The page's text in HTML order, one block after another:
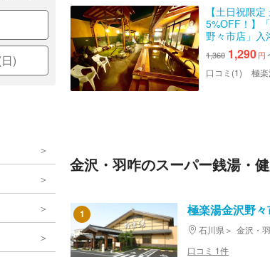
)
【土日祝限
5%OFF！】
野々市店」入
ットチケット
は大人のみ
1,360 1,290円
口コミ(1) 極
金沢・羽咋のスーパー銭湯・
1 極楽湯金沢野
石川県 金沢・
口コミ 1件